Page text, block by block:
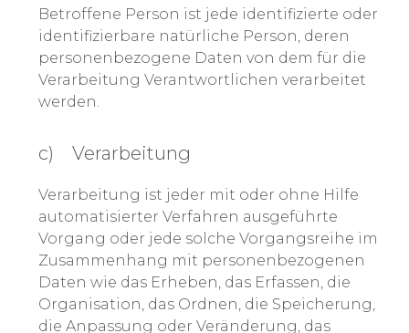
Betroffene Person ist jede identifizierte oder
identifizierbare natürliche Person, deren
personenbezogene Daten von dem für die
Verarbeitung Verantwortlichen verarbeitet
werden.
c) Verarbeitung
Verarbeitung ist jeder mit oder ohne Hilfe
automatisierter Verfahren ausgeführte
Vorgang oder jede solche Vorgangsreihe im
Zusammenhang mit personenbezogenen
Daten wie das Erheben, das Erfassen, die
Organisation, das Ordnen, die Speicherung,
die Anpassung oder Veränderung, das